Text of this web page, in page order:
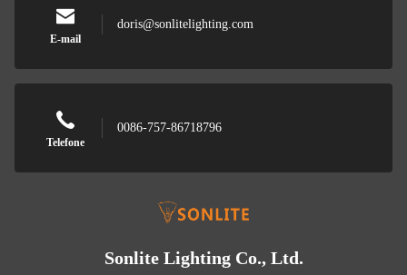
E-mail
doris@sonlitelighting.com
Telefone
0086-757-86718796
Sonlite Lighting Co., Ltd.